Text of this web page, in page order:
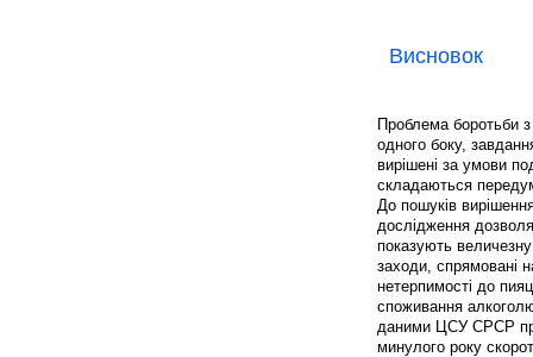
Висновок
Проблема боротьби
одного боку,
вирішені за умови
складаються
До пошуків
дослідження
показують
заходи, спрямовані
нетерпимості до
споживання
даними ЦСУ СРСР
минулого року